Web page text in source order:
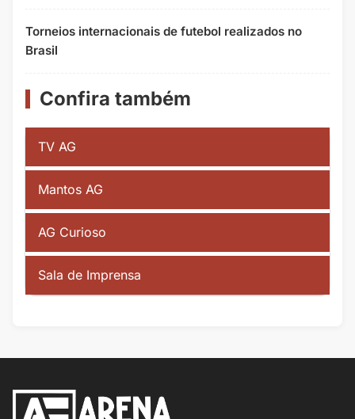
Torneios internacionais de futebol realizados no
Brasil
Confira também
TV AG
Mantos AG
AG Curioso
Sala de Imprensa